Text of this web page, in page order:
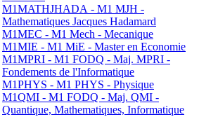
M1MATHJHADA - M1 MJH -
Mathematiques Jacques Hadamard
M1MEC - M1 Mech - Mecanique
M1MIE - M1 MiE - Master en Economie
M1MPRI - M1 FODQ - Maj. MPRI -
Fondements de l'Informatique
M1PHYS - M1 PHYS - Physique
M1QMI - M1 FODQ - Maj. QMI -
Quantique, Mathematiques, Informatique